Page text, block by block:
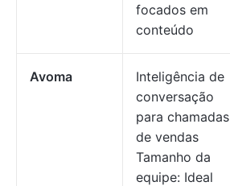
focados em
conteúdo
Avoma
Inteligência de
conversação
para chamadas
de vendas
Tamanho da
equipe: Ideal